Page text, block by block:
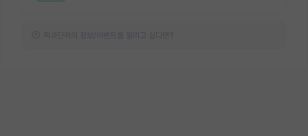
학과단위의 정보/이벤트를 알리고 싶다면?